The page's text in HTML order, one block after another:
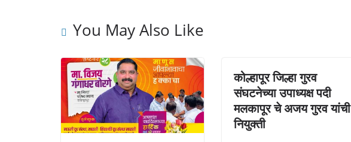
You May Also Like
कोल्हापूर जिल्हा गुरव
संघटनेच्या उपाध्यक्ष पदी
मलकापूर चे अजय गुरव यांची
नियुक्ती